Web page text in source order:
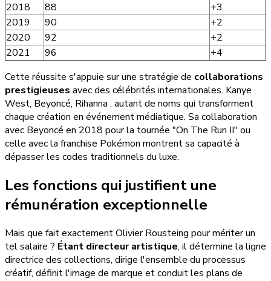
2018
88
+3
2019
90
+2
2020
92
+2
2021
96
+4
Cette réussite s'appuie sur une stratégie de collaborations
prestigieuses avec des célébrités internationales. Kanye
West, Beyoncé, Rihanna : autant de noms qui transforment
chaque création en événement médiatique. Sa collaboration
avec Beyoncé en 2018 pour la tournée "On The Run II" ou
celle avec la franchise Pokémon montrent sa capacité à
dépasser les codes traditionnels du luxe.
Les fonctions qui justifient une
rémunération exceptionnelle
Mais que fait exactement Olivier Rousteing pour mériter un
tel salaire ? Étant directeur artistique, il détermine la ligne
directrice des collections, dirige l'ensemble du processus
créatif, définit l'image de marque et conduit les plans de